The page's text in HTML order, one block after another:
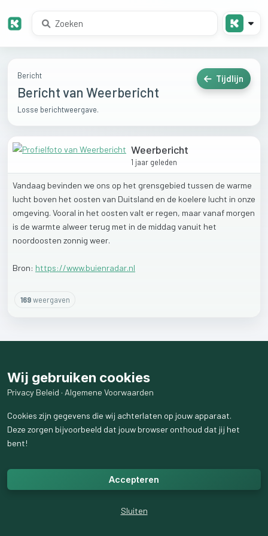
Bericht
Bericht van Weerbericht
Losse berichtweergave.
Tijdlijn
Weerbericht
1 jaar geleden
Vandaag bevinden we ons op het grensgebied tussen de warme
lucht boven het oosten van Duitsland en de koelere lucht in onze
omgeving. Vooral in het oosten valt er regen, maarvanaf morgen
is de warmte alweer terug met in de middag vanuit het
noordoosten zonnig weer.
Bron: https://www.buienradar.nl
169weergaven
Wij gebruiken cookies
Privacy Beleid · Algemene Voorwaarden
Cookies zijn gegevens die wij achterlaten op jouw apparaat.
Deze zorgen bijvoorbeeld dat jouw browser onthoud dat jij het
bent!
Accepteren
Sluiten